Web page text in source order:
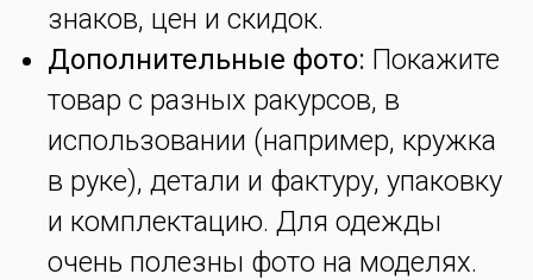
знаков, цен и скидок.
Дополнительные фото: Покажите
товар с разных ракурсов, в
использовании (например, кружка
в руке), детали и фактуру, упаковку
и комплектацию. Для одежды
очень полезны фото на моделях.